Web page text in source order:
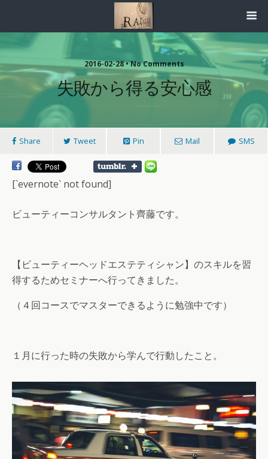
2016-02-28 • No Comments
失敗から得る安心感
Share Tweet Pin Mail SMS
[`evernote` not found]
ビューティーコンサルタント齊藤です。
【ビューティーヘッドエステティシャン】のスキルを習
得するためセミナーへ行ってきました。
（４回コースでマスターできるように勉強中です）
１月に行った時の失敗から学んで行動したこと。